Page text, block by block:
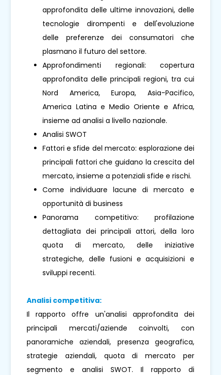
approfondita delle ultime innovazioni, delle
tecnologie dirompenti e dell'evoluzione
delle preferenze dei consumatori che
plasmano il futuro del settore.
Approfondimenti regionali: copertura
approfondita delle principali regioni, tra cui
Nord America, Europa, Asia-Pacifico,
America Latina e Medio Oriente e Africa,
insieme ad analisi a livello nazionale.
Analisi SWOT
Fattori e sfide del mercato: esplorazione dei
principali fattori che guidano la crescita del
mercato, insieme a potenziali sfide e rischi.
Come individuare lacune di mercato e
opportunità di business
Panorama competitivo: profilazione
dettagliata dei principali attori, della loro
quota di mercato, delle iniziative
strategiche, delle fusioni e acquisizioni e
sviluppi recenti.
Analisi competitiva:
Il rapporto offre un'analisi approfondita dei
principali mercati/aziende coinvolti, con
panoramiche aziendali, presenza geografica,
strategie aziendali, quota di mercato per
segmento e analisi SWOT. Il rapporto di